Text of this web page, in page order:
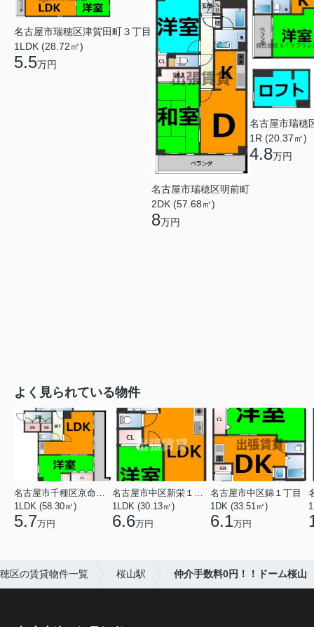
名古屋市瑞穂区津賀田町３丁目
1LDK (28.72㎡)
5.5万円
名古屋市瑞穂区明前町
2DK (57.68㎡)
8万円
名古屋市瑞穂
1R (20.37㎡)
4.8万円
よく見られている物件
名古屋市千種区京命１丁目
1LDK (58.30㎡)
5.7万円
名古屋市中区新栄１丁目
1LDK (30.13㎡)
6.6万円
名古屋市中区錦１丁目
1DK (33.51㎡)
6.1万円
区の賃貸物件一覧 桜山駅 仲介手数料0円！！ドーム桜山